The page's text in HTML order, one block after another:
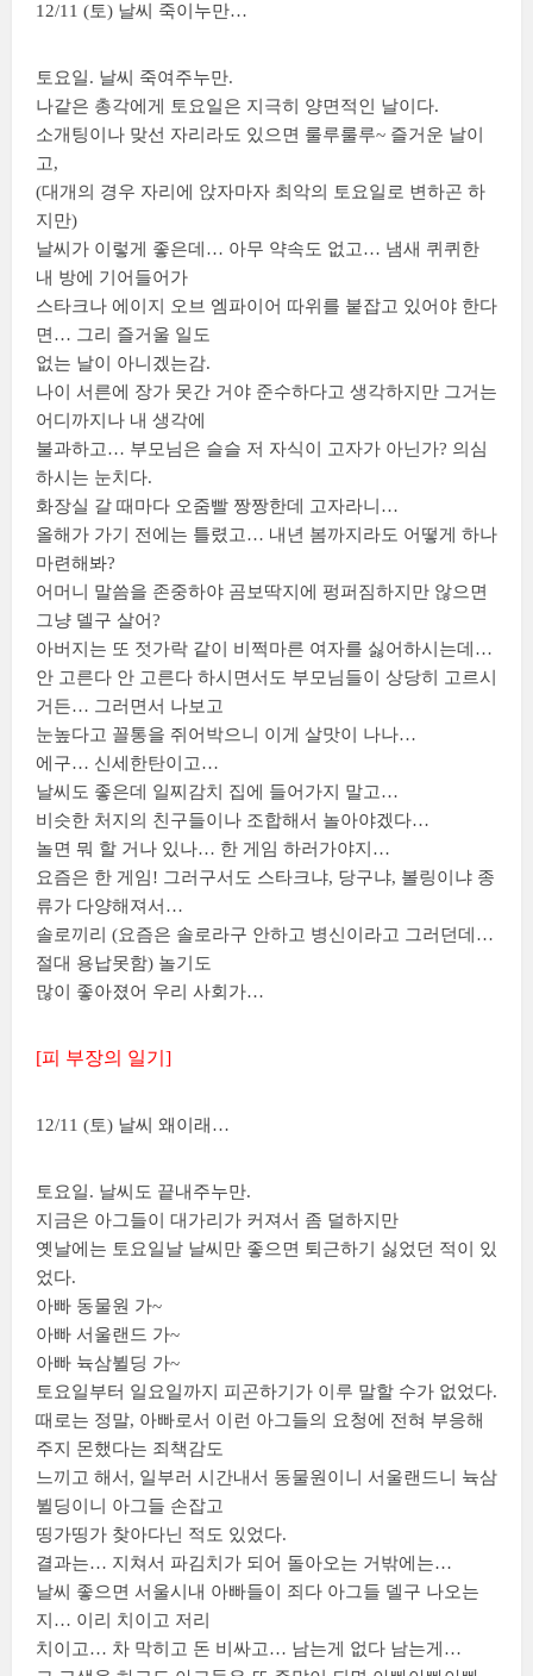
12/11 (토) 날씨 죽이누만…
토요일. 날씨 죽여주누만.
나같은 총각에게 토요일은 지극히 양면적인 날이다.
소개팅이나 맞선 자리라도 있으면 룰루룰루~ 즐거운 날이
고,
(대개의 경우 자리에 앉자마자 최악의 토요일로 변하곤 하
지만)
날씨가 이렇게 좋은데… 아무 약속도 없고… 냄새 퀴퀴한
내 방에 기어들어가
스타크나 에이지 오브 엠파이어 따위를 붙잡고 있어야 한다
면… 그리 즐거울 일도
없는 날이 아니겠는감.
나이 서른에 장가 못간 거야 준수하다고 생각하지만 그거는
어디까지나 내 생각에
불과하고… 부모님은 슬슬 저 자식이 고자가 아닌가? 의심
하시는 눈치다.
화장실 갈 때마다 오줌빨 짱짱한데 고자라니…
올해가 가기 전에는 틀렸고… 내년 봄까지라도 어떻게 하나
마련해봐?
어머니 말씀을 존중하야 곰보딱지에 펑퍼짐하지만 않으면
그냥 델구 살어?
아버지는 또 젓가락 같이 비쩍마른 여자를 싫어하시는데…
안 고른다 안 고른다 하시면서도 부모님들이 상당히 고르시
거든… 그러면서 나보고
눈높다고 꼴통을 쥐어박으니 이게 살맛이 나나…
에구… 신세한탄이고…
날씨도 좋은데 일찌감치 집에 들어가지 말고…
비슷한 처지의 친구들이나 조합해서 놀아야겠다…
놀면 뭐 할 거나 있나… 한 게임 하러가야지…
요즘은 한 게임! 그러구서도 스타크냐, 당구냐, 볼링이냐 종
류가 다양해져서…
솔로끼리 (요즘은 솔로라구 안하고 병신이라고 그러던데…
절대 용납못함) 놀기도
많이 좋아졌어 우리 사회가…
[피 부장의 일기]
12/11 (토) 날씨 왜이래…
토요일. 날씨도 끝내주누만.
지금은 아그들이 대가리가 커져서 좀 덜하지만
옛날에는 토요일날 날씨만 좋으면 퇴근하기 싫었던 적이 있
었다.
아빠 동물원 가~
아빠 서울랜드 가~
아빠 뉵삼뷜딩 가~
토요일부터 일요일까지 피곤하기가 이루 말할 수가 없었다.
때로는 정말, 아빠로서 이런 아그들의 요청에 전혀 부응해
주지 몬했다는 죄책감도
느끼고 해서, 일부러 시간내서 동물원이니 서울랜드니 뉵삼
뷜딩이니 아그들 손잡고
띵가띵가 찾아다닌 적도 있었다.
결과는… 지쳐서 파김치가 되어 돌아오는 거밖에는…
날씨 좋으면 서울시내 아빠들이 죄다 아그들 델구 나오는
지… 이리 치이고 저리
치이고… 차 막히고 돈 비싸고… 남는게 없다 남는게…